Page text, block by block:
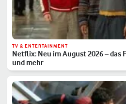
TV & ENTERTAINMENT
Netflix: Neu im August 2026 – das
und mehr